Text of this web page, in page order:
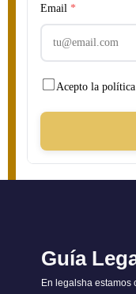
Email *
Acepto la
Guía
En legalsha estamos